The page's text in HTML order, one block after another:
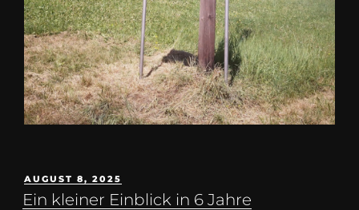
AUGUST 8, 2025
Ein kleiner Einblick in 6 Jahre